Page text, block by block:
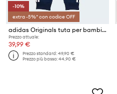
-10%
extra -5%* con codice OFF
adidas Originals tuta per bambini
Prezzo attuale:
39,99 €
Prezzo standard:49,90 €
Prezzo più basso:44,90 €